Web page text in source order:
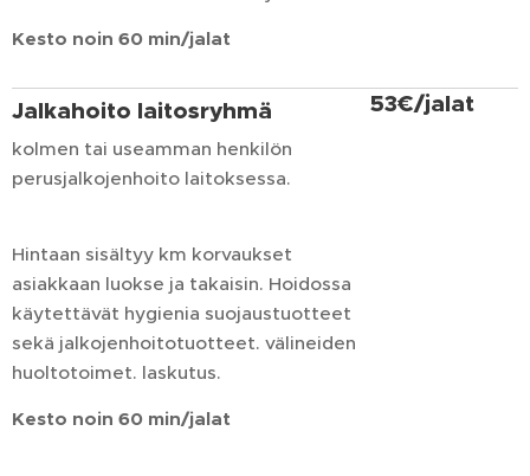
Kesto noin 60 min/jalat
Jalkahoito laitosryhmä
kolmen tai useamman henkilön
perusjalkojenhoito laitoksessa.
Hintaan sisältyy km korvaukset
asiakkaan luokse ja takaisin. Hoidossa
käytettävät hygienia suojaustuotteet
sekä jalkojenhoitotuotteet. välineiden
huoltotoimet. laskutus.
Kesto noin 60 min/jalat
53€/jalat